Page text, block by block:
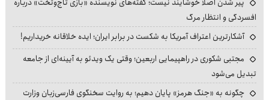
افسردگی و انتظار مرگ
آشکارترین اعتراف آمریکا به شکست در برابر ایران؛ ایده خلاقانه خریداریم!
مجتبی شکوری در راهپیمایی اربعین؛ وقتی یک ویدئو به آیینه‌ای از جامعه
تبدیل می‌شود
چگونه به «جنگ هرمز» پایان دهیم؛ به روایت سخنگوی فارسی‌زبان وزارت